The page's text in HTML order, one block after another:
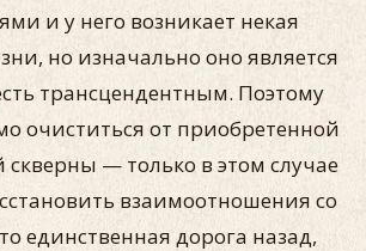
и у него возникает некая
но изначально оно является
трансцендентным. Поэтому
очиститься от приобретенной
— только в этом случае
взаимоотношения со
единственная дорога назад,